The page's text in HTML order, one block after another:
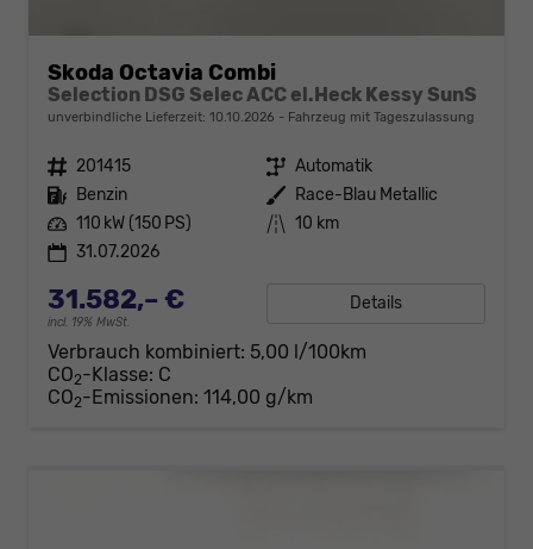
Skoda Octavia Combi
Selection DSG Selec ACC el.Heck Kessy SunS
unverbindliche Lieferzeit: 10.10.2026 Fahrzeug mit Tageszulassung
Fahrzeugnr. 201415 Getriebe Automatik
Kraftstoff Benzin Außenfarbe Race-Blau Metallic
Leistung 110 kW (150 PS) Kilometerstand 10 km
31.07.2026
31.582,– €
incl. 19% MwSt.
Details
Verbrauch kombiniert: 5,00 l/100km
CO2-Klasse: C
CO2-Emissionen: 114,00 g/km